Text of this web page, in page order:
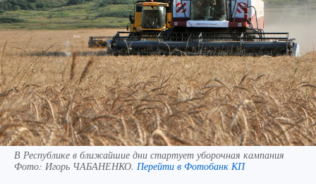
В Республике в ближайшие дни стартует уборочная кампания
Фото: Игорь ЧАБАНЕНКО. Перейти в Фотобанк КП